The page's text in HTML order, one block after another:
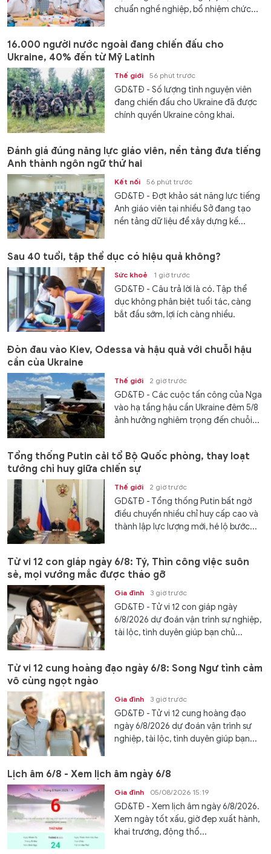
chuẩn nghề nghiệp, bổ nhiệm chức...
16.000 người nước ngoài đang chiến đấu cho
Ukraine, 40% đến từ Mỹ Latinh
Thế giới 56 phút trước
GD&TĐ - Số lượng tình nguyện viên
đang chiến đấu cho Ukraine đã được
chính quyền Ukraine công khai.
Đánh giá đúng năng lực giáo viên, nền tảng đưa tiếng
Anh thành ngôn ngữ thứ hai
Kết nối 56 phút trước
GD&TĐ - Đợt khảo sát năng lực tiếng
Anh giáo viên tại nhiều Sở đang tạo
nền tảng dữ liệu để xây dựng kế...
Sau 40 tuổi, tập thể dục có hiệu quả không?
Sức khoẻ 1 giờ trước
GD&TĐ - Câu trả lời là có. Tập thể
dục không phân biệt tuổi tác, càng
bắt đầu sớm, lợi ích càng nhiều.
Đòn đau vào Kiev, Odessa và hậu quả với chuỗi hậu
cần của Ukraine
Thế giới 2 giờ trước
GD&TĐ - Các cuộc tấn công của Nga
vào hạ tầng hậu cần Ukraine đêm 5/8
ảnh hưởng nghiêm trọng đến chuỗi...
Tổng thống Putin cải tổ Bộ Quốc phòng, thay loạt
tướng chỉ huy giữa chiến sự
Thế giới 2 giờ trước
GD&TĐ - Tổng thống Putin bất ngờ
điều chuyển nhiều chỉ huy cấp cao và
thành lập lực lượng mới, hé lộ bước...
Tử vi 12 con giáp ngày 6/8: Tý, Thìn công việc suôn
sẻ, mọi vướng mắc được tháo gỡ
Gia đình 3 giờ trước
GD&TĐ - Tử vi 12 con giáp ngày
6/8/2026 dự đoán vận trình sự nghiệp,
tài lộc, tình duyên giúp bạn chủ...
Tử vi 12 cung hoàng đạo ngày 6/8: Song Ngư tình cảm
vô cùng ngọt ngào
Gia đình 3 giờ trước
GD&TĐ - Tử vi 12 cung hoàng đạo
ngày 6/8/2026 dự đoán vận trình sự
nghiệp, tài lộc, tình duyên giúp bạn...
Lịch âm 6/8 - Xem lịch âm ngày 6/8
Gia đình 05/08/2026 15:19
GD&TĐ - Xem lịch âm ngày 6/8/2026.
Xem ngày tốt xấu, giờ đẹp xuất hành,
khai trương, động thổ...